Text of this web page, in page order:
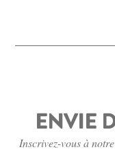
ENVIE
Inscrivez-vous à